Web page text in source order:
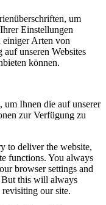
um
Einstellungen
einiger Arten von
unseren Websites
können.
Ihnen die auf unserer
zur Verfügung zu
to deliver the website,
functions. You always
browser settings and
this will always
our site.